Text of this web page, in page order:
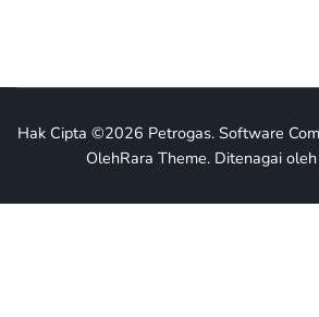
Hak Cipta ©2026 Petrogas. Software
OlehRara Theme.Ditenagai oleh